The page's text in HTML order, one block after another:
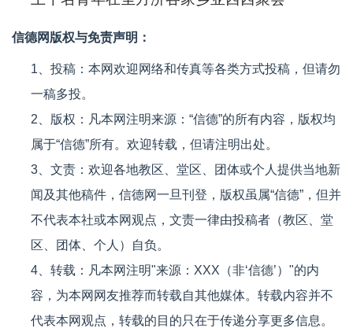
信德网版权与免责声明：
1、投稿：本网欢迎网络和传真等各类方式投稿，但请勿
一稿多投。
2、版权：凡本网注明来源：“信德”的所有内容，版权均
属于“信德”所有。欢迎转载，但请注明出处。
3、文责：欢迎各地教区、堂区、团体或个人提供当地新
闻及其他稿件，信德网一旦刊登，版权虽属“信德”，但并
不代表本社或本网观点，文责一律由投稿者（教区、堂
区、团体、个人）自负。
4、转载：凡本网注明"来源：XXX（非‘信德’）"的内
容，为本网网友推荐而转载自其他媒体。转载内容并不
代表本网观点，转载的目的只在于传递分享更多信息。